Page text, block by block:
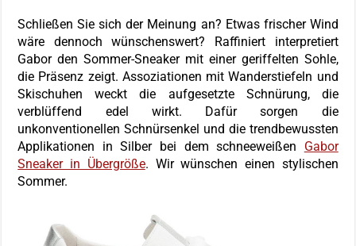
Schließen Sie sich der Meinung an? Etwas frischer Wind
wäre dennoch wünschenswert? Raffiniert interpretiert
Gabor den Sommer-Sneaker mit einer geriffelten Sohle,
die Präsenz zeigt. Assoziationen mit Wanderstiefeln und
Skischuhen weckt die aufgesetzte Schnürung, die
verblüffend edel wirkt. Dafür sorgen die
unkonventionellen Schnürsenkel und die trendbewussten
Applikationen in Silber bei dem schneeweißen Gabor
Sneaker in Übergröße. Wir wünschen einen stylischen
Sommer.